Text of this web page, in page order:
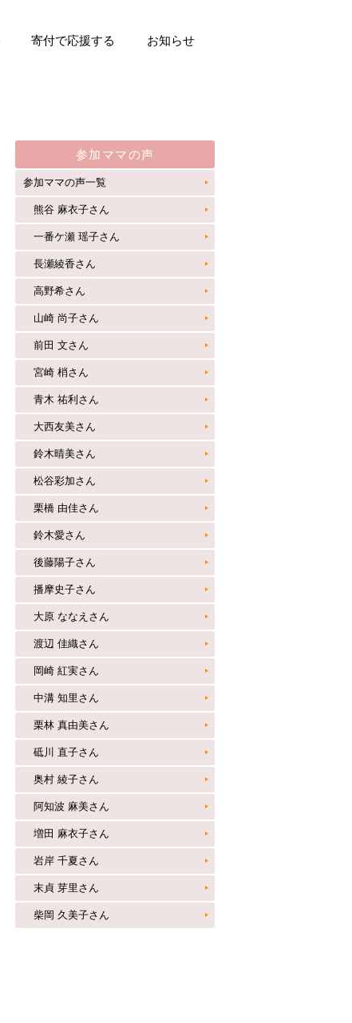
寄付で応援する お知らせ
参加ママの声
参加ママの声一覧
熊谷 麻衣子さん
一番ケ瀬 瑶子さん
長瀬綾香さん
高野希さん
山崎 尚子さん
前田 文さん
宮崎 梢さん
青木 祐利さん
大西友美さん
鈴木晴美さん
松谷彩加さん
栗橋 由佳さん
鈴木愛さん
後藤陽子さん
播摩史子さん
大原 ななえさん
渡辺 佳織さん
岡崎 紅実さん
中溝 知里さん
栗林 真由美さん
砥川 直子さん
奥村 綾子さん
阿知波 麻美さん
増田 麻衣子さん
岩岸 千夏さん
末貞 芽里さん
柴岡 久美子さん